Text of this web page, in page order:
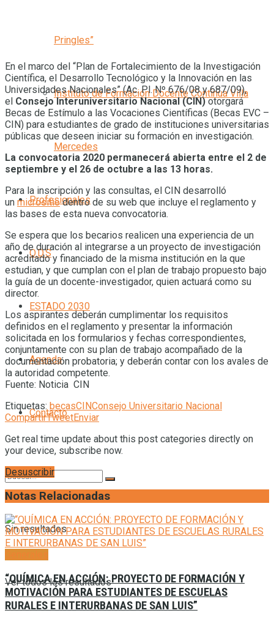
Pringles”
Instituto de Formación Docente Continua Villa
Mercedes
Profesionales
O.D.S
ESTADO 2030
Agenda
Contacto
Sin resultados
Ver todos los resultados
En el marco del “Plan de Fortalecimiento de la Investigación
Científica, el Desarrollo Tecnológico y la Innovación en las
Universidades Nacionales” (Ac. Pl. Nº 676/08 y 687/09),
el Consejo Interuniversitario Nacional (CIN)otorgará
Becas de Estímulo a las Vocaciones Científicas (Becas EVC –
CIN) para estudiantes de grado de instituciones universitarias
públicas que deseen iniciar su formación en investigación.
La convocatoria 2020 permanecerá abierta entre el 2 de
septiembre y el 26 de octubre a las 13 horas.
Para la inscripción y las consultas, el CIN desarrolló
un micrositiodentro de su web que incluye el reglamento y
las bases de esta nueva convocatoria.
Se espera que los becarios realicen una experiencia de un
año de duración al integrarse a un proyecto de investigación
acreditado y financiado de la misma institución en la que
estudian, y que cumplan con el plan de trabajo propuesto bajo
la guía de un docente-investigador, quien actuará como su
director.
Los aspirantes deberán cumplimentar los requisitos
definidos en el reglamento y presentar la información
solicitada en los formularios y fechas correspondientes,
conjuntamente con su plan de trabajo acompañado de la
documentación probatoria; y deberán contar con los avales de
la autoridad competente.
Fuente: Noticia CIN
Etiquetas: becasCINConsejo Universitario Nacional
CompartirTweetEnviar
Get real time update about this post categories directly on
your device, subscribe now.
Desuscribir
Notas Relacionadas
“QUÍMICA EN ACCIÓN: PROYECTO DE FORMACIÓN Y
MOTIVACIÓN PARA ESTUDIANTES DE ESCUELAS
RURALES E INTERURBANAS DE SAN LUIS”